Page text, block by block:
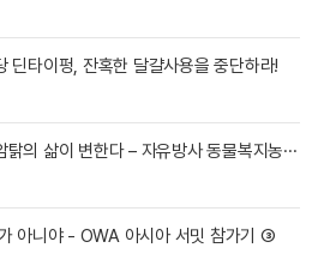
딘타이펑, 잔혹한 달걀사용을 중단하라!
의 삶이 변한다 – 자유방사 동물복지농···
아니야 - OWA 아시아 서밋 참가기 ③